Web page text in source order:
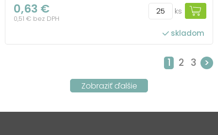
0,63 €
0,51 € bez DPH
ks
skladom
1 2 3 >